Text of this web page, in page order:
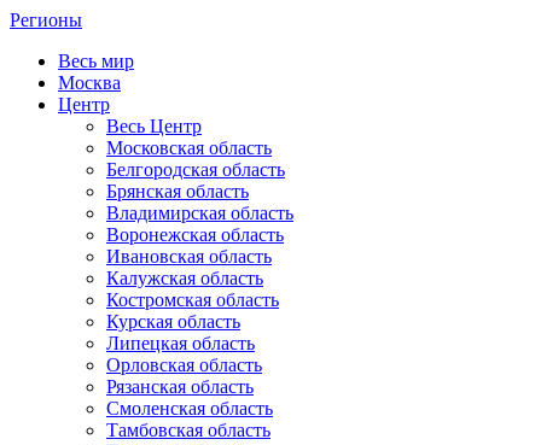
Регионы
Весь мир
Москва
Центр
Весь Центр
Московская область
Белгородская область
Брянская область
Владимирская область
Воронежская область
Ивановская область
Калужская область
Костромская область
Курская область
Липецкая область
Орловская область
Рязанская область
Смоленская область
Тамбовская область